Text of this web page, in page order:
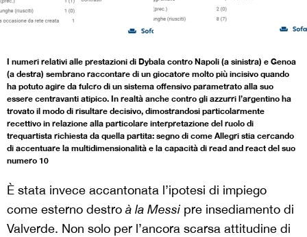
I numeri relativi alle prestazioni di Dybala contro Napoli (a sinistra) e Genoa
(a destra) sembrano raccontare di un giocatore molto più incisivo quando
ha potuto agire da fulcro di un sistema offensivo parametrato alla suo
essere centravanti atipico. In realtà anche contro gli azzurri l’argentino ha
trovato il modo di risultare decisivo, dimostrandosi particolarmente
recettivo in relazione alla particolare interpretazione del ruolo di
trequartista richiesta da quella partita: segno di come Allegri stia cercando
di accentuare la multidimensionalità e la capacità di read and react del suo
numero 10
È stata invece accantonata l’ipotesi di impiego
come esterno destroà la Messi pre insediamento di
Valverde. Non solo per l’ancora scarsa attitudine di